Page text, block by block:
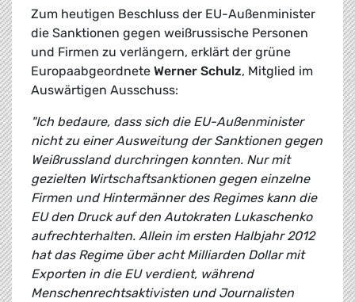
Zum heutigen Beschluss der EU-Außenminister
die Sanktionen gegen weißrussische Personen
und Firmen zu verlängern, erklärt der grüne
Europaabgeordnete Werner Schulz, Mitglied im
Auswärtigen Ausschuss:
"Ich bedaure, dass sich die EU-Außenminister
nicht zu einer Ausweitung der Sanktionen gegen
Weißrussland durchringen konnten. Nur mit
gezielten Wirtschaftsanktionen gegen einzelne
Firmen und Hintermänner des Regimes kann die
EU den Druck auf den Autokraten Lukaschenko
aufrechterhalten. Allein im ersten Halbjahr 2012
hat das Regime über acht Milliarden Dollar mit
Exporten in die EU verdient, während
Menschenrechtsaktivisten und Journalisten